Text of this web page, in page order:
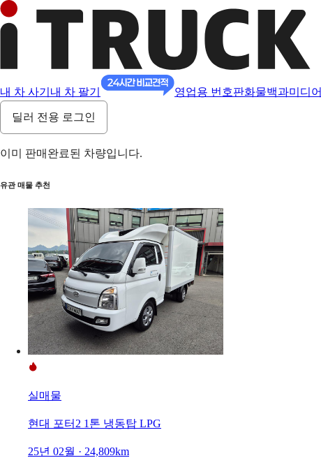
내 차 사기 내 차 팔기 영업용 번호판화물백과미디어
딜러 전용 로그인
이미 판매완료된 차량입니다.
유관 매물 추천
실매물
현대 포터2 1톤 냉동탑 LPG
25년 02월 · 24,809km